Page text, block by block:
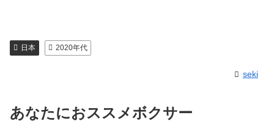
日本 2020年代
seki
あなたにおススメボクサー